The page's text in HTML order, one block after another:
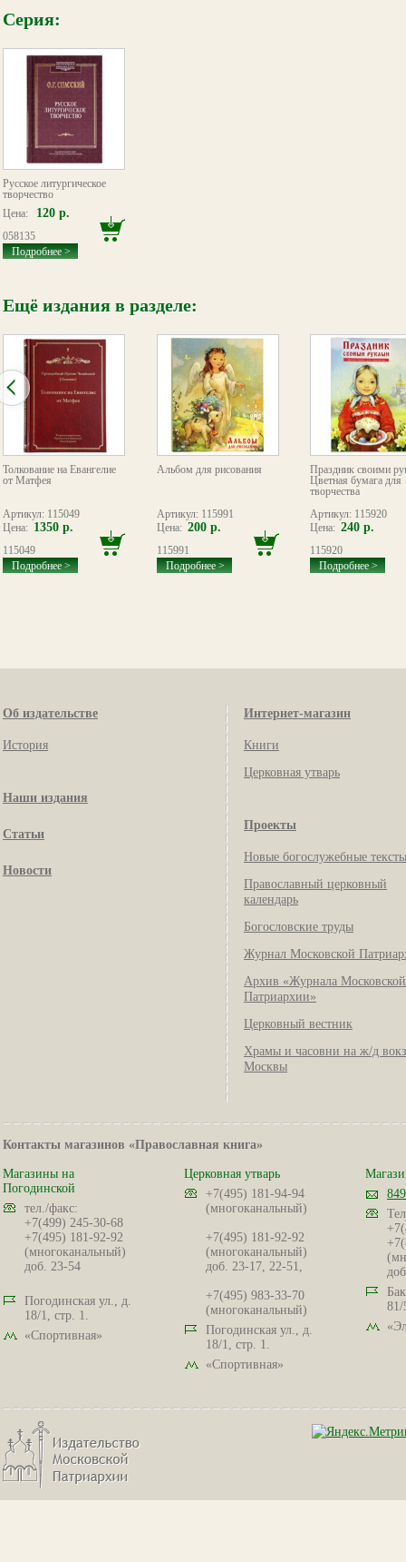
Серия:
Русское литургическое
творчество
Цена:
120 р.
058135
Подробнее >
Ещё издания в разделе:
Толкование на Евангелие
от Матфея
Артикул: 115049
Цена: 1350 р.
115049
Подробнее >
Альбом для рисования
Артикул: 115991
Цена: 200 р.
115991
Подробнее >
Праздник своими
Цветная бумага для
творчества
Артикул: 115920
Цена: 240 р.
115920
Подробнее >
Об издательстве
История
Наши издания
Статьи
Новости
Интернет-магазин
Книги
Церковная утварь
Проекты
Новые богослужебные тексты
Православный церковный
календарь
Богословские труды
Журнал Московской
Архив «Журнала Московской
Патриархии»
Церковный вестник
Храмы и часовни на ж/д
Москвы
Контакты магазинов «Православная книга»
Магазины на
Погодинской
тел./факс:
+7(499) 245-30-68
+7(495) 181-92-92
(многоканальный)
доб. 23-54
Погодинская ул., д.
18/1, стр. 1.
«Спортивная»
Церковная утварь
+7(495) 181-94-94
(многоканальный)
+7(495) 181-92-92
(многоканальный)
доб. 23-17, 22-51,
+7(495) 983-33-70
(многоканальный)
Погодинская ул., д.
18/1, стр. 1.
«Спортивная»
81/